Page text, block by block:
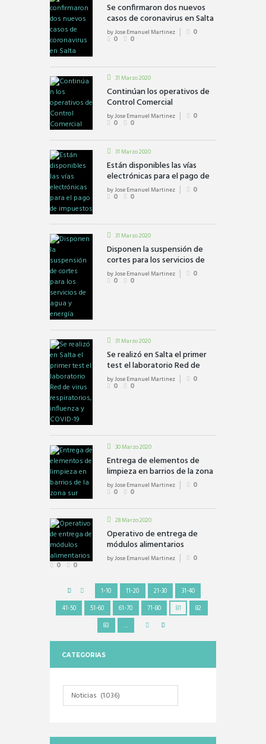
Se confirmaron dos nuevos
casos de coronavirus en Salta
byJose Emanuel Martinez
0
0
0
31 Marzo 2020
Continúan los operativos de
Control Comercial
byJose Emanuel Martinez
0
0
0
31 Marzo 2020
Están disponibles las vías
electrónicas para el pago de
impuestos
byJose Emanuel Martinez
0
0
0
31 Marzo 2020
Disponen la suspensión de
cortes para los servicios de
agua y energía
byJose Emanuel Martinez
0
0
0
31 Marzo 2020
Se realizó en Salta el primer
test el laboratorio Red de
virus respiratorios, influenza y
COVID-19
byJose Emanuel Martinez
0
0
0
30 Marzo 2020
Entrega de elementos de
limpieza en barrios de la zona
sur
byJose Emanuel Martinez
0
0
0
28 Marzo 2020
Operativo de entrega de
módulos alimentarios
byJose Emanuel Martinez
0
0
0
1-10 11-20 21-30
31-40
41-50
51-60 61-70 71-80 81
82
83
…
CATEGORIAS
Categorias